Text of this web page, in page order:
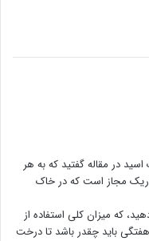
اسید در مقاله گفتید که به هر
اسید بوریک مجاز است که در خاک
که میزان کلی استفاده از
باید چقدر باشد تا درخت